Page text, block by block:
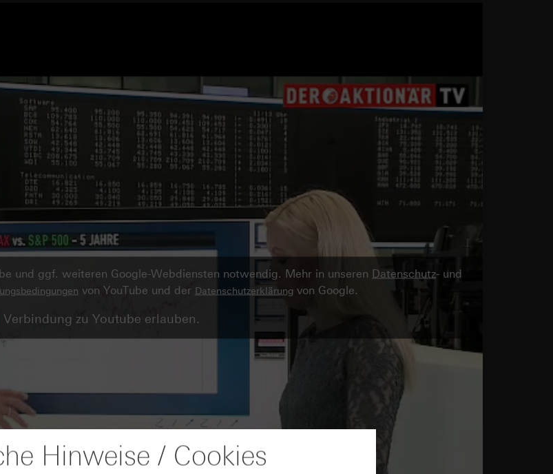
und ggf. weiteren Google-Webdiensten notwendig. Mehr in unseren Datenschutz- und
von YouTube und der Datenschutzerklärung von Google.
Verbindung zu Youtube erlauben.
Hinweise / Cookies